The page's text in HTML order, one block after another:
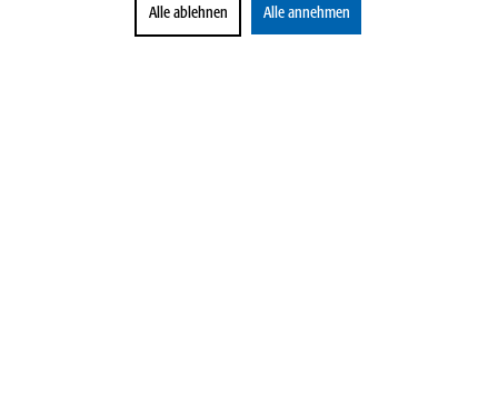
Alle ablehnen Alle annehmen